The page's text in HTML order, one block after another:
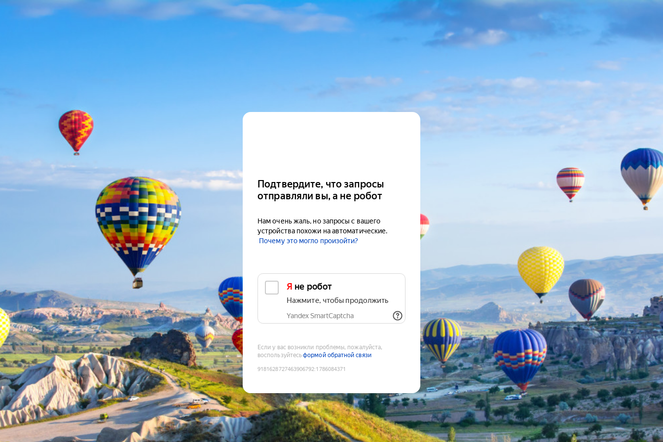
Подтвердите, что запросы
отправляли вы, а не робот
Нам очень жаль, но запросы с вашего
устройства похожи на автоматические.
Почему это могло произойти?
Я не робот
Нажмите, чтобы продолжить
Yandex SmartCaptcha
Если у вас возникли проблемы, пожалуйста,
воспользуйтесьформой обратной связи
9181628727463906792:1786084371